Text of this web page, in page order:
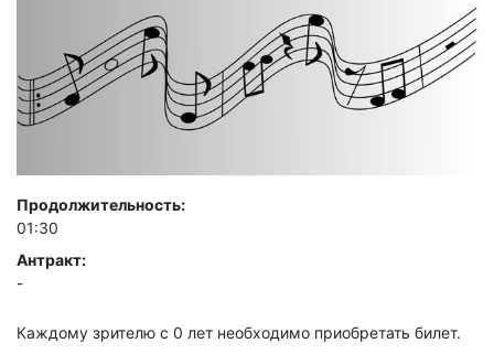
Продолжительность:
01:30
Антракт:
-
Каждому зрителю c 0 лет необходимо приобретать билет.